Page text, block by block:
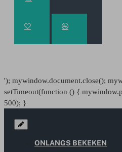
'); mywindow.document.close();
setTimeout(function () {
500); }
ONLANGS BEKEKEN